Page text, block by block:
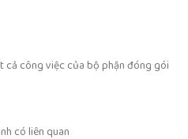
cả công việc của bộ phận đóng gói
có liên quan